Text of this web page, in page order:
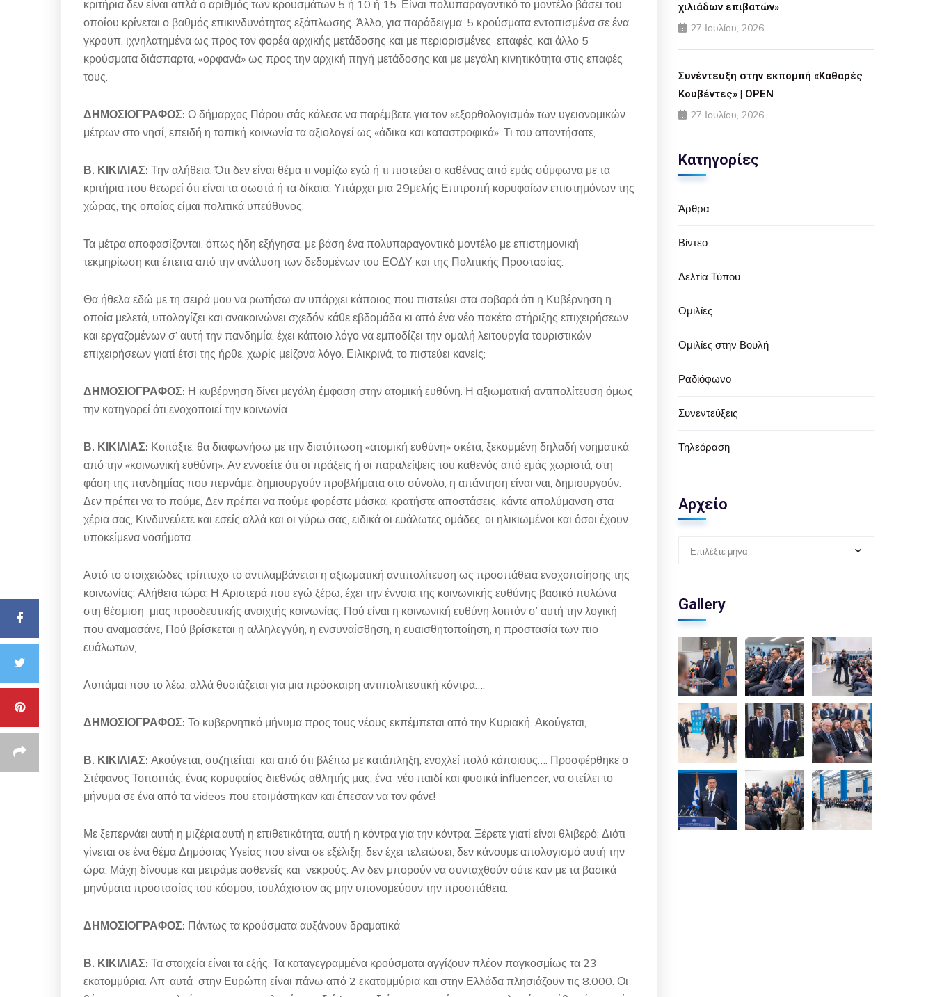
κριτήρια δεν είναι απλά ο αριθμός των κρουσμάτων 5 ή 10 ή 15. Είναι πολυπαραγοντικό το μοντέλο βάσει του
οποίου κρίνεται ο βαθμός επικινδυνότητας εξάπλωσης. Άλλο, για παράδειγμα, 5 κρούσματα εντοπισμένα σε ένα
γκρουπ, ιχνηλατημένα ως προς τον φορέα αρχικής μετάδοσης και με περιορισμένες επαφές, και άλλο 5
κρούσματα διάσπαρτα, «ορφανά» ως προς την αρχική πηγή μετάδοσης και με μεγάλη κινητικότητα στις επαφές
τους.
ΔΗΜΟΣΙΟΓΡΑΦΟΣ: Ο δήμαρχος Πάρου σάς κάλεσε να παρέμβετε για τον «εξορθολογισμό» των υγειονομικών
μέτρων στο νησί, επειδή η τοπική κοινωνία τα αξιολογεί ως «άδικα και καταστροφικά». Τι του απαντήσατε;
Β. ΚΙΚΙΛΙΑΣ: Την αλήθεια. Ότι δεν είναι θέμα τι νομίζω εγώ ή τι πιστεύει ο καθένας από εμάς σύμφωνα με τα
κριτήρια που θεωρεί ότι είναι τα σωστά ή τα δίκαια. Υπάρχει μια 29μελής Επιτροπή κορυφαίων επιστημόνων της
χώρας, της οποίας είμαι πολιτικά υπεύθυνος.
Τα μέτρα αποφασίζονται, όπως ήδη εξήγησα, με βάση ένα πολυπαραγοντικό μοντέλο με επιστημονική
τεκμηρίωση και έπειτα από την ανάλυση των δεδομένων του ΕΟΔΥ και της Πολιτικής Προστασίας.
Θα ήθελα εδώ με τη σειρά μου να ρωτήσω αν υπάρχει κάποιος που πιστεύει στα σοβαρά ότι η Κυβέρνηση η
οποία μελετά, υπολογίζει και ανακοινώνει σχεδόν κάθε εβδομάδα κι από ένα νέο πακέτο στήριξης επιχειρήσεων
και εργαζομένων σ’ αυτή την πανδημία, έχει κάποιο λόγο να εμποδίζει την ομαλή λειτουργία τουριστικών
επιχειρήσεων γιατί έτσι της ήρθε, χωρίς μείζονα λόγο. Ειλικρινά, το πιστεύει κανείς;
ΔΗΜΟΣΙΟΓΡΑΦΟΣ: Η κυβέρνηση δίνει μεγάλη έμφαση στην ατομική ευθύνη. Η αξιωματική αντιπολίτευση όμως
την κατηγορεί ότι ενοχοποιεί την κοινωνία.
Β. ΚΙΚΙΛΙΑΣ: Κοιτάξτε, θα διαφωνήσω με την διατύπωση «ατομική ευθύνη» σκέτα, ξεκομμένη δηλαδή νοηματικά
από την «κοινωνική ευθύνη». Αν εννοείτε ότι οι πράξεις ή οι παραλείψεις του καθενός από εμάς χωριστά, στη
φάση της πανδημίας που περνάμε, δημιουργούν προβλήματα στο σύνολο, η απάντηση είναι ναι, δημιουργούν.
Δεν πρέπει να το πούμε; Δεν πρέπει να πούμε φορέστε μάσκα, κρατήστε αποστάσεις, κάντε απολύμανση στα
χέρια σας; Κινδυνεύετε και εσείς αλλά και οι γύρω σας, ειδικά οι ευάλωτες ομάδες, οι ηλικιωμένοι και όσοι έχουν
υποκείμενα νοσήματα…
Αυτό το στοιχειώδες τρίπτυχο το αντιλαμβάνεται η αξιωματική αντιπολίτευση ως προσπάθεια ενοχοποίησης της
κοινωνίας; Αλήθεια τώρα; Η Αριστερά που εγώ ξέρω, έχει την έννοια της κοινωνικής ευθύνης βασικό πυλώνα
στη θέσμιση μιας προοδευτικής ανοιχτής κοινωνίας. Πού είναι η κοινωνική ευθύνη λοιπόν σ’ αυτή την λογική
που αναμασάνε; Πού βρίσκεται η αλληλεγγύη, η ενσυναίσθηση, η ευαισθητοποίηση, η προστασία των πιο
ευάλωτων;
Λυπάμαι που το λέω, αλλά θυσιάζεται για μια πρόσκαιρη αντιπολιτευτική κόντρα….
ΔΗΜΟΣΙΟΓΡΑΦΟΣ: Το κυβερνητικό μήνυμα προς τους νέους εκπέμπεται από την Κυριακή. Ακούγεται;
Β. ΚΙΚΙΛΙΑΣ: Ακούγεται, συζητείται και από ότι βλέπω με κατάπληξη, ενοχλεί πολύ κάποιους…. Προσφέρθηκε ο
Στέφανος Τσιτσιπάς, ένας κορυφαίος διεθνώς αθλητής μας, ένα νέο παιδί και φυσικά influencer, να στείλει το
μήνυμα σε ένα από τα videos που ετοιμάστηκαν και έπεσαν να τον φάνε!
Με ξεπερνάει αυτή η μιζέρια,αυτή η επιθετικότητα, αυτή η κόντρα για την κόντρα. Ξέρετε γιατί είναι θλιβερό; Διότι
γίνεται σε ένα θέμα Δημόσιας Υγείας που είναι σε εξέλιξη, δεν έχει τελειώσει, δεν κάνουμε απολογισμό αυτή την
ώρα. Μάχη δίνουμε και μετράμε ασθενείς και νεκρούς. Αν δεν μπορούν να συνταχθούν ούτε καν με τα βασικά
μηνύματα προστασίας του κόσμου, τουλάχιστον ας μην υπονομεύουν την προσπάθεια.
ΔΗΜΟΣΙΟΓΡΑΦΟΣ: Πάντως τα κρούσματα αυξάνουν δραματικά
Β. ΚΙΚΙΛΙΑΣ: Τα στοιχεία είναι τα εξής: Τα καταγεγραμμένα κρούσματα αγγίζουν πλέον παγκοσμίως τα 23
εκατομμύρια. Απ’ αυτά στην Ευρώπη είναι πάνω από 2 εκατομμύρια και στην Ελλάδα πλησιάζουν τις 8.000. Οι
χιλιάδων επιβατών»
27 Ιουλίου, 2026
Συνέντευξη στην εκπομπή «Καθαρές
Κουβέντες» | OPEN
27 Ιουλίου, 2026
Κατηγορίες
Άρθρα
Βίντεο
Δελτία Τύπου
Ομιλίες
Ομιλίες στην Βουλή
Ραδιόφωνο
Συνεντεύξεις
Τηλεόραση
Αρχείο
Επιλέξτε μήνα
Gallery